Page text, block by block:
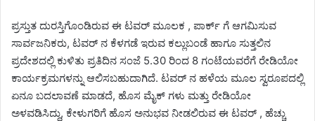
ಪ್ರಸ್ತುತ ದುರಸ್ತಿಗೊಂಡಿರುವ ಈ ಟವರ್ ಮೂಲಕ , ಪಾರ್ಕ್ ಗೆ ಆಗಮಿಸುವ
ಸಾರ್ವಜನಿಕರು, ಟವರ್ ನ ಕೆಳಗಡೆ ಇರುವ ಕಲ್ಲುಬಂಡೆ ಹಾಗೂ ಸುತ್ತಲಿನ
ಪ್ರದೇಶದಲ್ಲಿ ಕುಳಿತು ಪ್ರತಿದಿನ ಸಂಜೆ 5.30 ರಿಂದ 8 ಗಂಟೆಯವರೆಗೆ ರೇಡಿಯೋ
ಕಾರ್ಯಕ್ರಮಗಳನ್ನು ಆಲಿಸಬಹುದಾಗಿದೆ. ಟವರ್ ನ ಹಳೆಯ ಮೂಲ ಸ್ವರೂಪದಲ್ಲಿ
ಏನೂ ಬದಲಾವಣೆ ಮಾಡದೆ, ಹೊಸ ಮೈಕ್ ಗಳು ಮತ್ತು ರೇಡಿಯೋ
ಅಳವಡಿಸಿದ್ದು, ಕೇಳುಗರಿಗೆ ಹೊಸ ಅನುಭವ ನೀಡಲಿರುವ ಈ ಟವರ್ , ಹೆಚ್ಚು